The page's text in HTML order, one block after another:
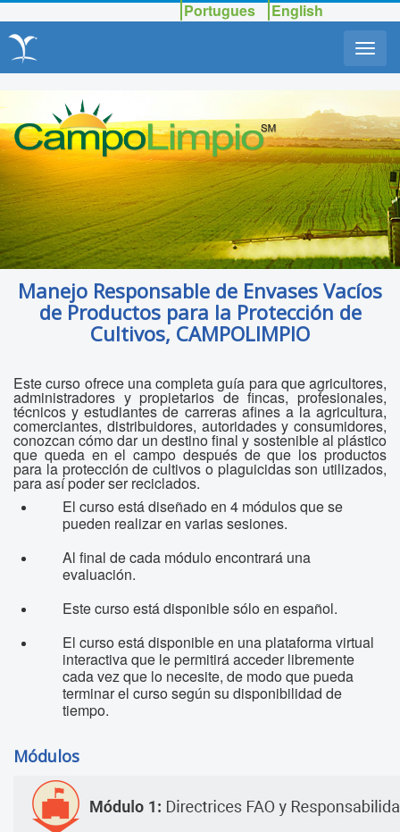
Portugues English
Manejo Responsable de Envases Vacíos
de Productos para la Protección de
Cultivos, CAMPOLIMPIO
Este curso ofrece una completa guía para que agricultores,
administradores y propietarios de fincas, profesionales,
técnicos y estudiantes de carreras afines a la agricultura,
comerciantes, distribuidores, autoridades y consumidores,
conozcan cómo dar un destino final y sostenible al plástico
que queda en el campo después de que los productos
para la protección de cultivos o plaguicidas son utilizados,
para así poder ser reciclados.
El curso está diseñado en 4 módulos que se
pueden realizar en varias sesiones.
Al final de cada módulo encontrará una
evaluación.
Este curso está disponible sólo en español.
El curso está disponible en una plataforma virtual
interactiva que le permitirá acceder libremente
cada vez que lo necesite, de modo que pueda
terminar el curso según su disponibilidad de
tiempo.
Módulos